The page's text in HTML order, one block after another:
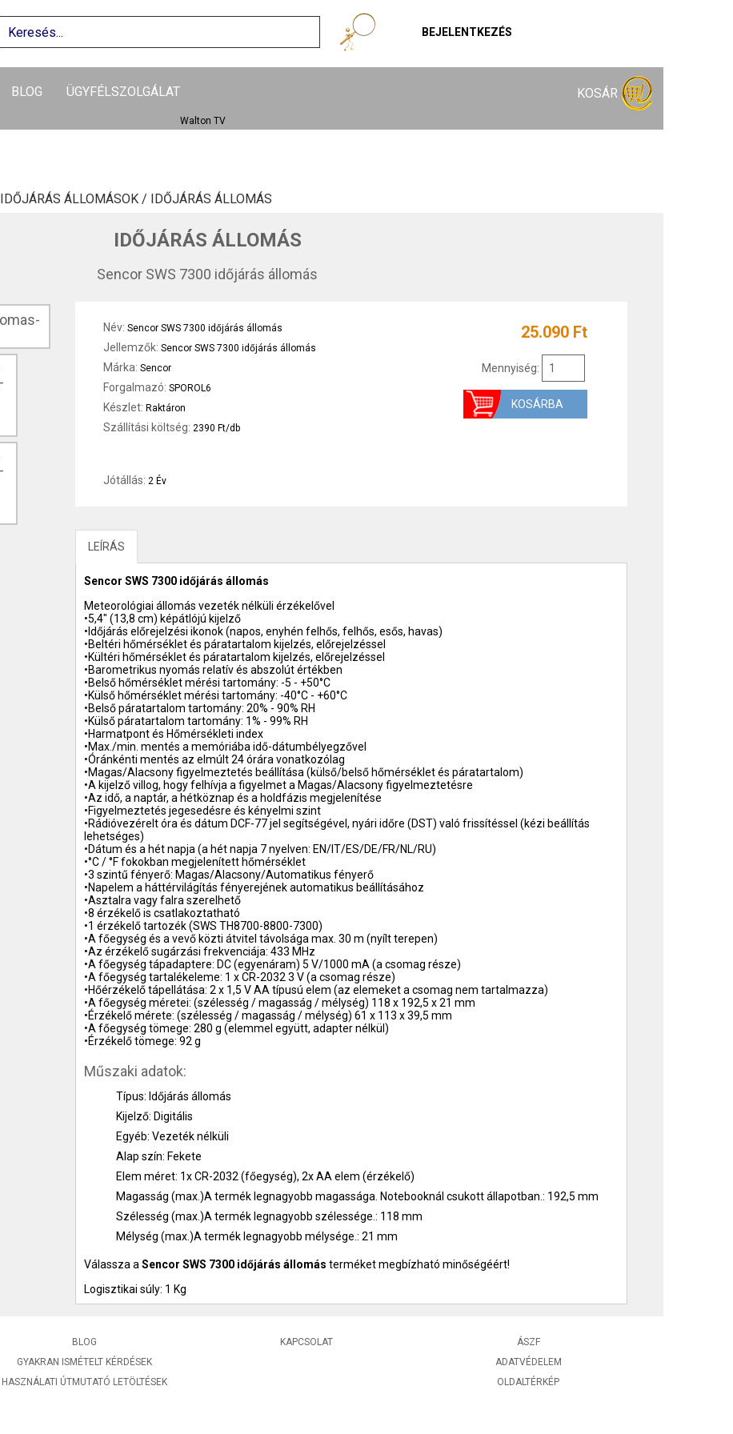
BEJELENTKEZÉS
BLOG ÜGYFÉLSZOLGÁLAT KOSÁR
IDŐJÁRÁS ÁLLOMÁSOK / IDŐJÁRÁS ÁLLOMÁS
IDŐJÁRÁS ÁLLOMÁS
Sencor SWS 7300 időjárás állomás
Név: Sencor SWS 7300 időjárás állomás
Jellemzők: Sencor SWS 7300 időjárás állomás
Márka: Sencor
Forgalmazó: SPOROL6
Készlet: Raktáron
Szállítási költség: 2390 Ft/db
Jótállás: 2 Év
25.090 Ft
Mennyiség:
LEÍRÁS
Sencor SWS 7300 időjárás állomás
Meteorológiai állomás vezeték nélküli érzékelővel
•5,4" (13,8 cm) képátlójú kijelző
•Időjárás előrejelzési ikonok (napos, enyhén felhős, felhős, esős, havas)
•Beltéri hőmérséklet és páratartalom kijelzés, előrejelzéssel
•Kültéri hőmérséklet és páratartalom kijelzés, előrejelzéssel
•Barometrikus nyomás relatív és abszolút értékben
•Belső hőmérséklet mérési tartomány: -5 - +50°C
•Külső hőmérséklet mérési tartomány: -40°C - +60°C
•Belső páratartalom tartomány: 20% - 90% RH
•Külső páratartalom tartomány: 1% - 99% RH
•Harmatpont és Hőmérsékleti index
•Max./min. mentés a memóriába idő-dátumbélyegzővel
•Óránkénti mentés az elmúlt 24 órára vonatkozólag
•Magas/Alacsony figyelmeztetés beállítása (külső/belső hőmérséklet és páratartalom)
•A kijelző villog, hogy felhívja a figyelmet a Magas/Alacsony figyelmeztetésre
•Az idő, a naptár, a hétköznap és a holdfázis megjelenítése
•Figyelmeztetés jegesedésre és kényelmi szint
•Rádióvezérelt óra és dátum DCF-77 jel segítségével, nyári időre (DST) való frissítéssel (kézi beállítás
lehetséges)
•Dátum és a hét napja (a hét napja 7 nyelven: EN/IT/ES/DE/FR/NL/RU)
•°C / °F fokokban megjelenített hőmérséklet
•3 szintű fényerő: Magas/Alacsony/Automatikus fényerő
•Napelem a háttérvilágítás fényerejének automatikus beállításához
•Asztalra vagy falra szerelhető
•8 érzékelő is csatlakoztatható
•1 érzékelő tartozék (SWS TH8700-8800-7300)
•A főegység és a vevő közti átvitel távolsága max. 30 m (nyílt terepen)
•Az érzékelő sugárzási frekvenciája: 433 MHz
•A főegység tápadaptere: DC (egyenáram) 5 V/1000 mA (a csomag része)
•A főegység tartalékeleme: 1 x CR-2032 3 V (a csomag része)
•Hőérzékelő tápellátása: 2 x 1,5 V AA típusú elem (az elemeket a csomag nem tartalmazza)
•A főegység méretei: (szélesség / magasság / mélység) 118 x 192,5 x 21 mm
•Érzékelő mérete: (szélesség / magasság / mélység) 61 x 113 x 39,5 mm
•A főegység tömege: 280 g (elemmel együtt, adapter nélkül)
•Érzékelő tömege: 92 g
Műszaki adatok:
Típus: Időjárás állomás
Kijelző: Digitális
Egyéb: Vezeték nélküli
Alap szín: Fekete
Elem méret: 1x CR-2032 (főegység), 2x AA elem (érzékelő)
Magasság (max.)A termék legnagyobb magassága. Notebooknál csukott állapotban.: 192,5 mm
Szélesség (max.)A termék legnagyobb szélessége.: 118 mm
Mélység (max.)A termék legnagyobb mélysége.: 21 mm
Válassza a Sencor SWS 7300 időjárás állomás terméket megbízható minőségéért!
Logisztikai súly: 1 Kg
BLOG
GYAKRAN ISMÉTELT KÉRDÉSEK
HASZNÁLATI ÚTMUTATÓ LETÖLTÉSEK
KAPCSOLAT
ÁSZF
ADATVÉDELEM
OLDALTÉRKÉP